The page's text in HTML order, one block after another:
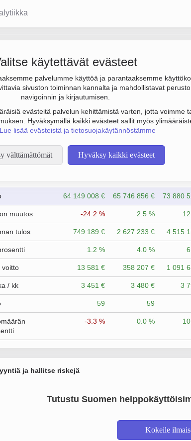
käytettävät evästeet
palvelumme käyttöä ja parantaaksemme
sivuston toiminnan kannalta ja mahdollistavat
navigoinnin ja kirjautumisen.
evästeitä palvelun kehittämistä varten, jotta voimme
Hyväksymällä kaikki evästeet sallit myös
Lue lisää evästeistä ja tietosuojakäytännöstämme
välttämättömät Hyväksy kaikki evästeet
65. Sen päätoimiala on Puun sahaus
64 149 008 € 65 746 856 € 73 880
muutos -24.2 % 2.5 %
tulos 749 189 € 2 627 233 € 4 515
1.2 % 4.0 %
voitto 13 581 € 358 207 € 1 091
/ kk 3 451 € 3 480 € 3
59 59
-3.3 % 0.0 %
ja hallitse riskejä
Tutustu Suomen
Kokeile